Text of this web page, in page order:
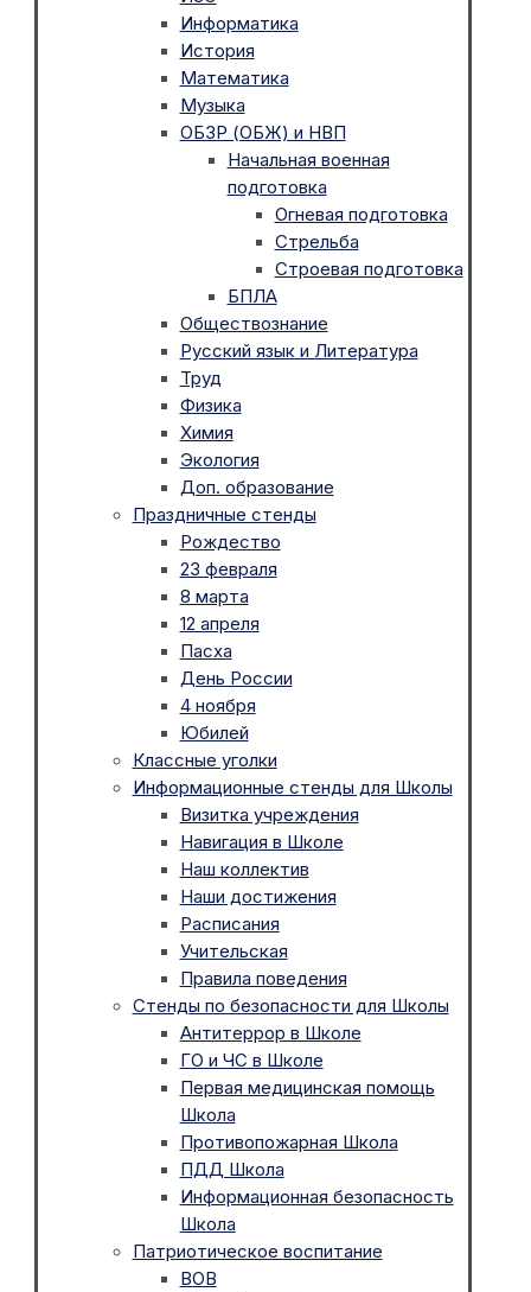
Информатика
История
Математика
Музыка
ОБЗР (ОБЖ) и НВП
Начальная военная
подготовка
Огневая подготовка
Стрельба
Строевая подготовка
БПЛА
Обществознание
Русский язык и Литература
Труд
Физика
Химия
Экология
Доп. образование
Праздничные стенды
Рождество
23 февраля
8 марта
12 апреля
Пасха
День России
4 ноября
Юбилей
Классные уголки
Информационные стенды для Школы
Визитка учреждения
Навигация в Школе
Наш коллектив
Наши достижения
Расписания
Учительская
Правила поведения
Стенды по безопасности для Школы
Антитеррор в Школе
ГО и ЧС в Школе
Первая медицинская помощь
Школа
Противопожарная Школа
ПДД Школа
Информационная безопасность
Школа
Патриотическое воспитание
ВОВ